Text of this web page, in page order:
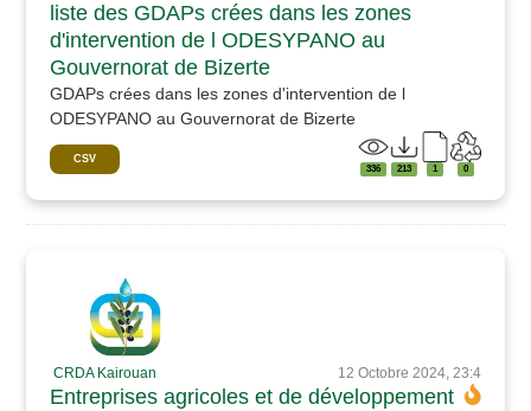
liste des GDAPs crées dans les zones
d'intervention de l ODESYPANO au
Gouvernorat de Bizerte
GDAPs crées dans les zones d'intervention de l
ODESYPANO au Gouvernorat de Bizerte
CSV
336 213 1 0
CRDA Kairouan 12 Octobre 2024, 23:4
Entreprises agricoles et de développement